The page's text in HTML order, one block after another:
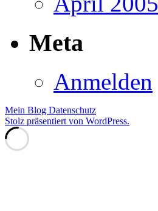
Meta
Anmelden
Mein Blog Datenschutz
Stolz präsentiert von WordPress.